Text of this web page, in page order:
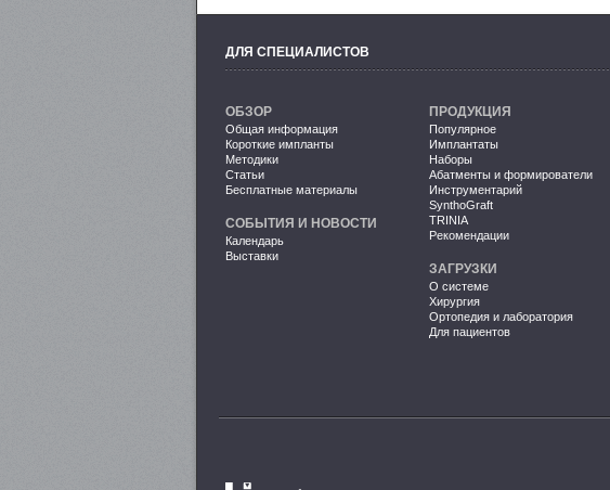
ДЛЯ СПЕЦИАЛИСТОВ
ОБЗОР
Общая информация
Короткие импланты
Методики
Статьи
Бесплатные материалы
СОБЫТИЯ И НОВОСТИ
Календарь
Выставки
ПРОДУКЦИЯ
Популярное
Имплантаты
Наборы
Абатменты и формирователи
Инструментарий
SynthoGraft
TRINIA
Рекомендации
ЗАГРУЗКИ
О системе
Хирургия
Ортопедия и лаборатория
Для пациентов